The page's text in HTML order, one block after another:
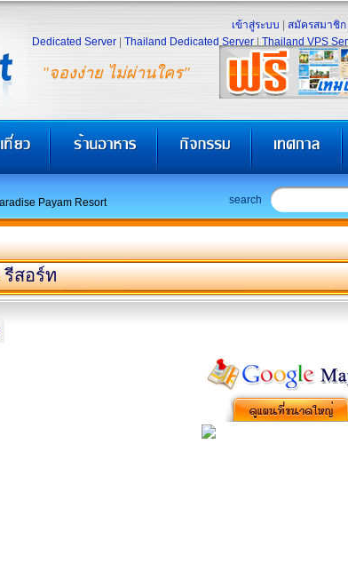
"จองง่าย ไม่ผ่านใคร"
เข้าสู่ระบบ สมัครสมาชิก
Dedicated Server
Thailand Dedicated Server Thailand VPS
Payam Resort search
รีสอร์ท